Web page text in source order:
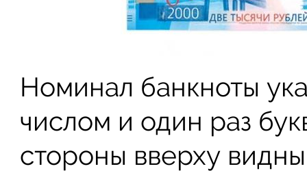
Номинал банкноты
числом и один раз
стороны вверху